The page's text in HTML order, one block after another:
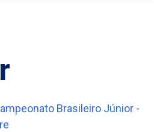
Brasileiro Júnior -